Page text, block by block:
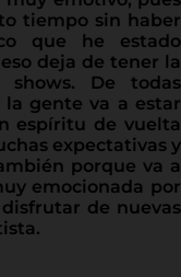
tiempo sin haber
que he estado
deja de tener la
De todas
la gente va a estar
espíritu de vuelta
expectativas y
porque va a
emocionada por
de nuevas